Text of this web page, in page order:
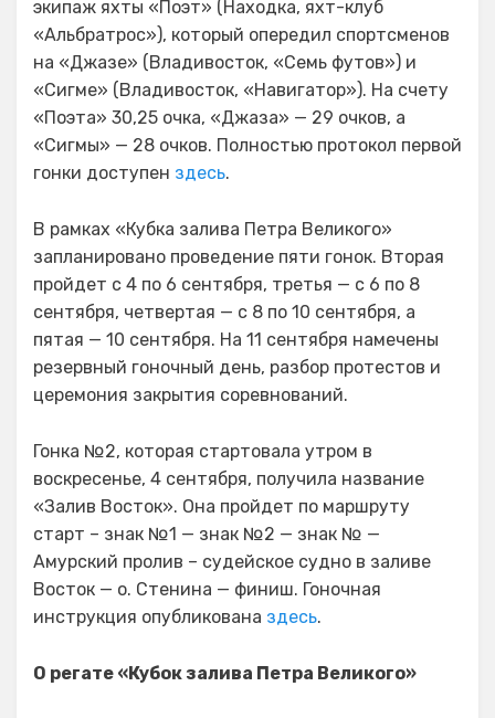
экипаж яхты «Поэт» (Находка, яхт-клуб
«Альбратрос»), который опередил спортсменов
на «Джазе» (Владивосток, «Семь футов») и
«Сигме» (Владивосток, «Навигатор»). На счету
«Поэта» 30,25 очка, «Джаза» — 29 очков, а
«Сигмы» — 28 очков. Полностью протокол первой
гонки доступен здесь.
В рамках «Кубка залива Петра Великого»
запланировано проведение пяти гонок. Вторая
пройдет с 4 по 6 сентября, третья — с 6 по 8
сентября, четвертая — с 8 по 10 сентября, а
пятая — 10 сентября. На 11 сентября намечены
резервный гоночный день, разбор протестов и
церемония закрытия соревнований.
Гонка №2, которая стартовала утром в
воскресенье, 4 сентября, получила название
«Залив Восток». Она пройдет по маршруту
старт – знак №1 — знак №2 — знак № —
Амурский пролив – судейское судно в заливе
Восток — о. Стенина — финиш. Гоночная
инструкция опубликована здесь.
О регате «Кубок залива Петра Великого»